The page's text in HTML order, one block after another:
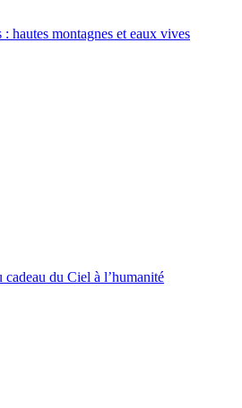
hautes montagnes et eaux vives
du Ciel à l’humanité